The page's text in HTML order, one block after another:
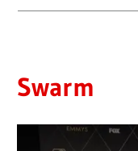
Swarm